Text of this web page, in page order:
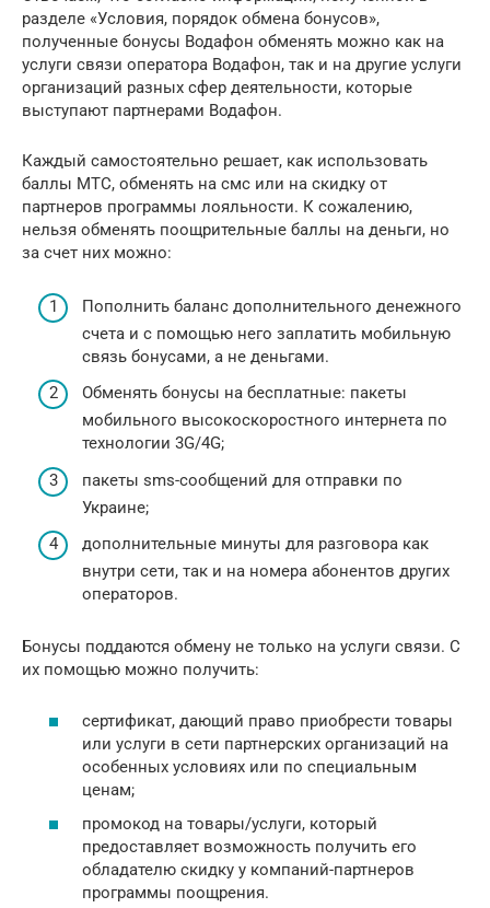
разделе «Условия, порядок обмена бонусов»,
полученные бонусы Водафон обменять можно как на
услуги связи оператора Водафон, так и на другие услуги
организаций разных сфер деятельности, которые
выступают партнерами Водафон.
Каждый самостоятельно решает, как использовать
баллы МТС, обменять на смс или на скидку от
партнеров программы лояльности. К сожалению,
нельзя обменять поощрительные баллы на деньги, но
за счет них можно:
Пополнить баланс дополнительного денежного
счета и с помощью него заплатить мобильную
связь бонусами, а не деньгами.
Обменять бонусы на бесплатные: пакеты
мобильного высокоскоростного интернета по
технологии 3G/4G;
пакеты sms-сообщений для отправки по
Украине;
дополнительные минуты для разговора как
внутри сети, так и на номера абонентов других
операторов.
Бонусы поддаются обмену не только на услуги связи. С
их помощью можно получить:
сертификат, дающий право приобрести товары
или услуги в сети партнерских организаций на
особенных условиях или по специальным
ценам;
промокод на товары/услуги, который
предоставляет возможность получить его
обладателю скидку у компаний-партнеров
программы поощрения.